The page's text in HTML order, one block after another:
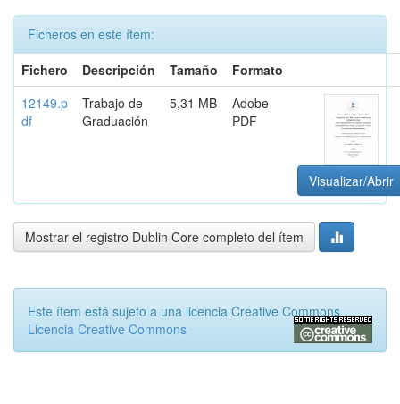
Ficheros en este ítem:
Fichero
Descripción Tamaño
Formato
12149.p
df
Trabajo de
Graduación
5,31 MB
Adobe
PDF
Visualizar/Abrir
Mostrar el registro Dublin Core completo del ítem
Este ítem está sujeto a una licencia Creative Commons
Licencia Creative Commons